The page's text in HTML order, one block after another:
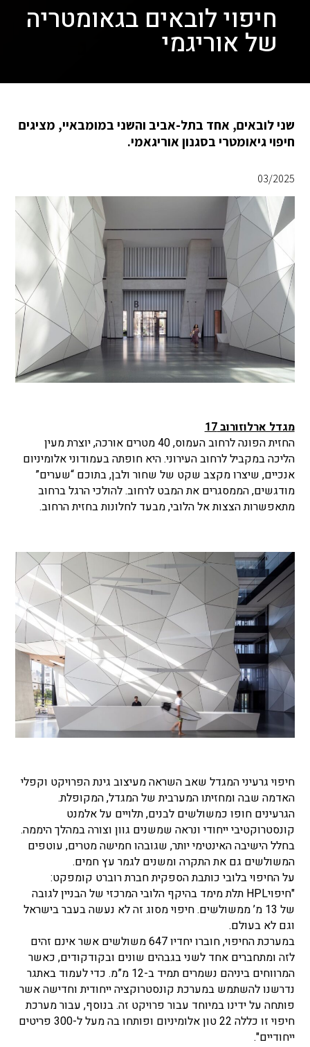
חיפוי לובאים בגאומטריה
של אוריגמי
שני לובאים, אחד בתל-אביב והשני במומבאיי, מציגים
חיפוי גיאומטרי בסגנון אוריגאמי.
03/2025
מגדל ארלוזורוב 17
החזית הפונה לרחוב העמוס, 40 מטרים אורכה, יוצרת מעין
הליכה במקביל לרחוב העירוני. היא חופתה בעמודוני אלומיניום
אנכיים, שיצרו מקצב שקט של שחור ולבן, בתוכם “שערים”
מודגשים, הממסגרים את המבט לרחוב. להולכי הרגל ברחוב
מתאפשרות הצצות אל הלובי, מבעד לחלונות בחזית הרחוב.
חיפוי גרעיני המגדל שאב השראה מעיצוב גינת הפרויקט וקפלי
האדמה שבה ומחזיתו המערבית של המגדל, המקופלת.
הגרעינים חופו כמשולשים לבנים, תלויים על אלמנט
קונסטרוקטיבי ייחודי ונראה שמשנים גוון וצורה במהלך היממה.
בחלל הישיבה האינטימי יותר, שגובהו חמישה מטרים, עוטפים
המשולשים גם את התקרה ומשנים לגמר עץ חמים.
על החיפוי בלובי כותבת הספקית חברת רוברט קומפקט:
"חיפויHPL תלת מימד בהיקף הלובי המרכזי של הבניין לגובה
של 13 מ’ ממשולשים. חיפוי מסוג זה לא נעשה בעבר בישראל
וגם לא בעולם.
במערכת החיפוי, חוברו יחדיו 647 משולשים אשר אינם זהים
לזה ומתחברים אחד לשני בגבהים שונים ובקודקודים, כאשר
המרווחים ביניהם נשמרים תמיד ב-12 מ”מ. כדי לעמוד באתגר
נדרשנו להשתמש במערכת קונסטרוקציה ייחודית וחדישה אשר
פותחה על ידינו במיוחד עבור פרויקט זה. בנוסף, עבור מערכת
חיפוי זו כללה 22 טון אלומיניום ופותחו בה מעל ל-300 פריטים
ייחודיים".